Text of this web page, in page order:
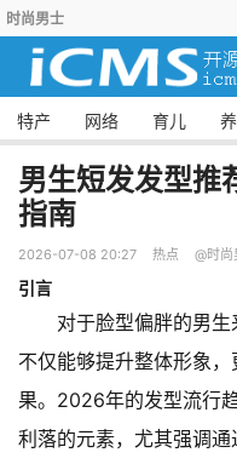
时尚男士
特产 网络 育儿
男生短发发型推
指南
2026-07-08 20:27 热点 @时尚
引言
对于脸型偏胖的男生
不仅能够提升整体形象
果。2026年的发型流行
利落的元素，尤其强调